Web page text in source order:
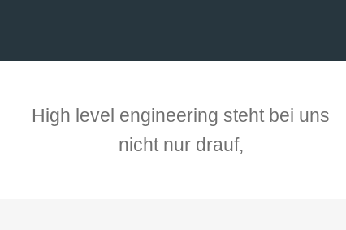
High level engineering steht bei uns
nicht nur drauf,